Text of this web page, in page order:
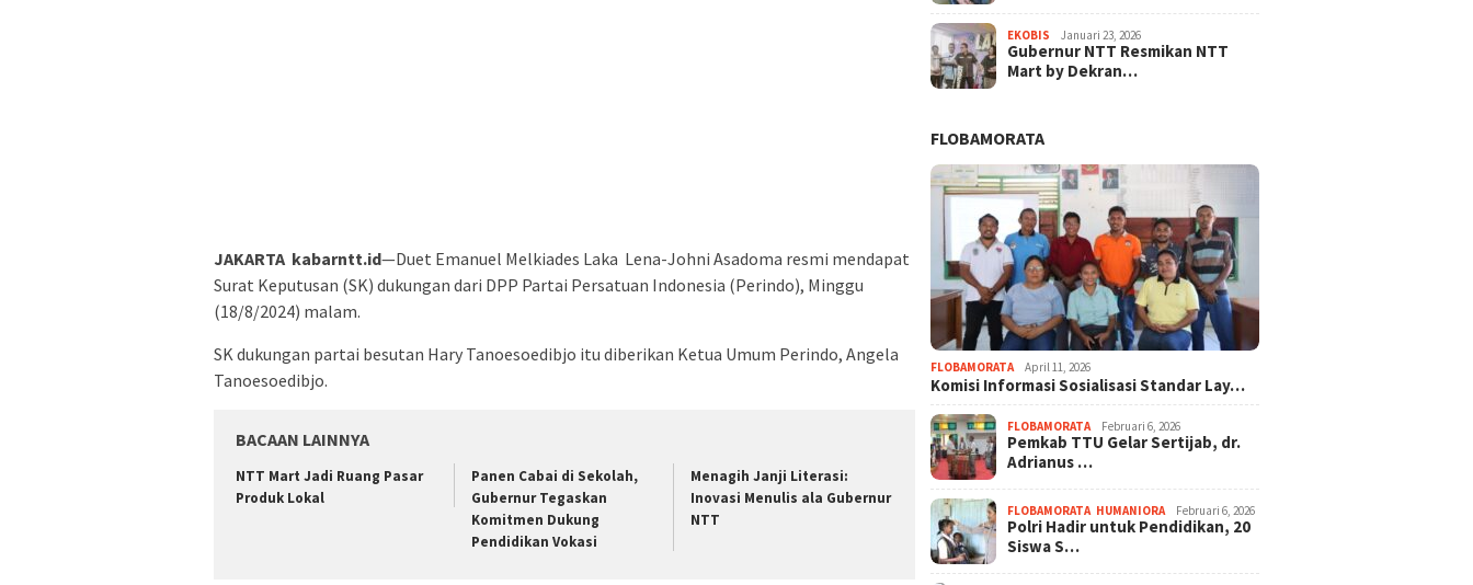
JAKARTA kabarntt.id—Duet Emanuel Melkiades Laka Lena-Johni Asadoma resmi mendapat
Surat Keputusan (SK) dukungan dari DPP Partai Persatuan Indonesia (Perindo), Minggu
(18/8/2024) malam.
SK dukungan partai besutan Hary Tanoesoedibjo itu diberikan Ketua Umum Perindo, Angela
Tanoesoedibjo.
BACAAN LAINNYA
NTT Mart Jadi Ruang Pasar
Produk Lokal
Panen Cabai di Sekolah,
Gubernur Tegaskan
Komitmen Dukung
Pendidikan Vokasi
Menagih Janji Literasi:
Inovasi Menulis ala Gubernur
NTT
EKOBIS Januari 23, 2026
Gubernur NTT Resmikan NTT
Mart by Dekran…
FLOBAMORATA
FLOBAMORATA April 11, 2026
Komisi Informasi Sosialisasi Standar Lay…
FLOBAMORATA Februari 6, 2026
Pemkab TTU Gelar Sertijab, dr.
Adrianus …
FLOBAMORATA, HUMANIORA Februari 6, 2026
Polri Hadir untuk Pendidikan, 20
Siswa S…